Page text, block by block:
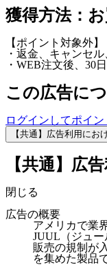
獲得方法：
【ポイント対象外】
・返金、キャンセ
・WEB注文後、30
この広告に
ログインしてポイン
【共通】広告利用にお
【共通】広
閉じる
広告の概要
アメリカで業
JUUL（ジュー
販売の規制が
を集めた製品